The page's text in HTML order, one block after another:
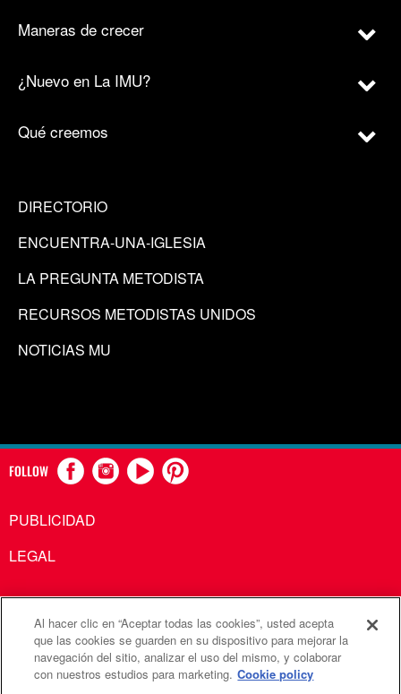
Maneras de crecer
¿Nuevo en La IMU?
Qué creemos
DIRECTORIO
ENCUENTRA-UNA-IGLESIA
LA PREGUNTA METODISTA
RECURSOS METODISTAS UNIDOS
NOTICIAS MU
FOLLOW
PUBLICIDAD
LEGAL
Comunicaciones Metodistas Unidas es una agencia de la
Iglesia Metodista Unida
©2026Comunicaciones Metodistas Unidas. Reservados
Al hacer clic en “Aceptar todas las cookies”, usted acepta
que las cookies se guarden en su dispositivo para mejorar la
navegación del sitio, analizar el uso del mismo, y colaborar
con nuestros estudios para marketing. Cookie policy